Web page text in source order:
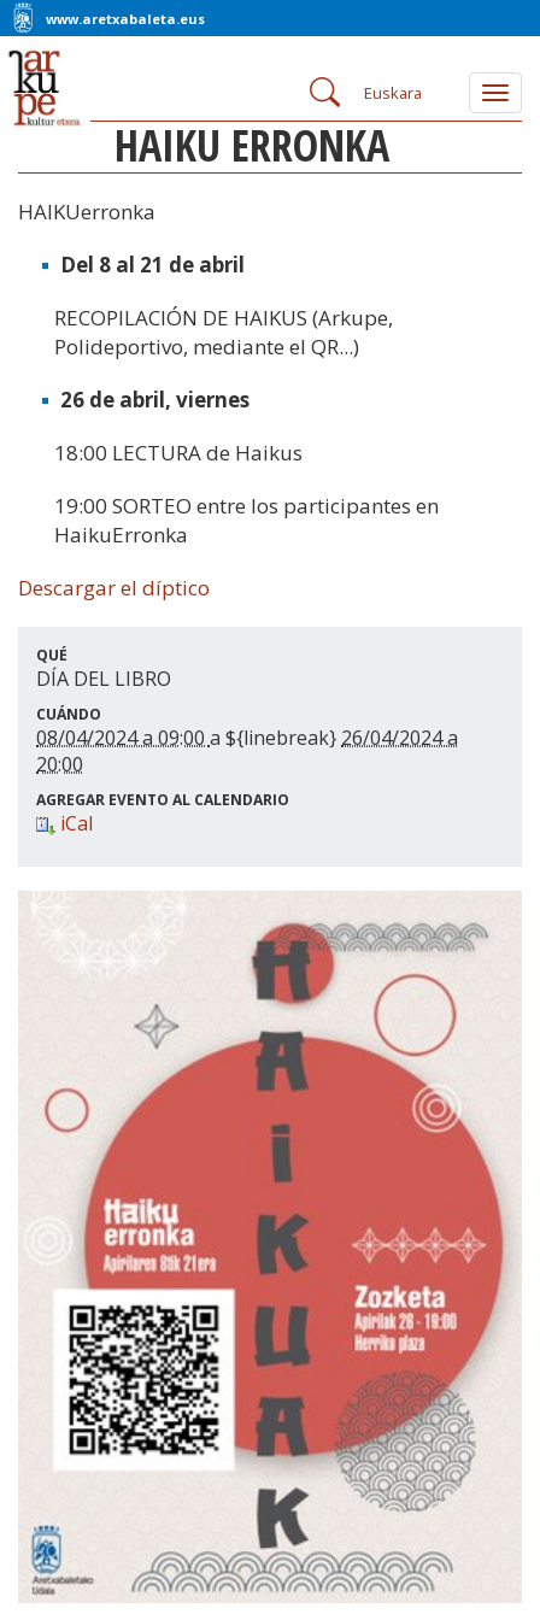
www.aretxabaleta.eus
Euskara
HAIKU ERRONKA
HAIKUerronka
Del 8 al 21 de abril
RECOPILACIÓN DE HAIKUS (Arkupe,
Polideportivo, mediante el QR...)
26 de abril, viernes
18:00 LECTURA de Haikus
19:00 SORTEO entre los participantes en
HaikuErronka
Descargar el díptico
QUÉ
DÍA DEL LIBRO
CUÁNDO
08/04/2024 a 09:00 a ${linebreak} 26/04/2024 a
20:00
AGREGAR EVENTO AL CALENDARIO
iCal